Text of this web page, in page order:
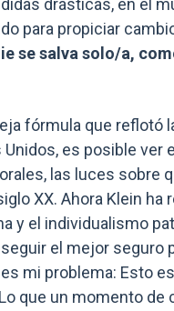
drásticas, en el
para propiciar
se salva solo/a,
fórmula que reflotó
es posible ver
las luces sobre
XX. Ahora Klein ha
y el individualismo
el mejor seguro
mi problema: Esto
que un momento